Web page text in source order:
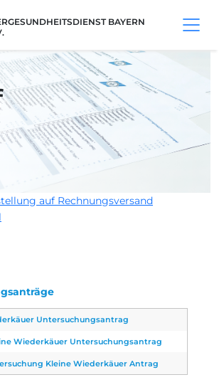
BAYERN
auf Rechnungsversand
Untersuchungsantrag
Wiederkäuer Untersuchungsantrag
Kleine Wiederkäuer Antrag